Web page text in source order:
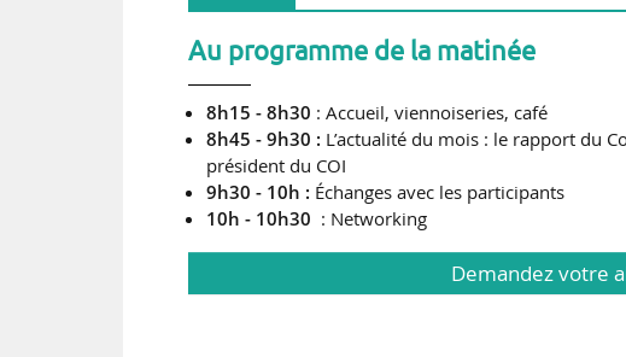
Au programme de la matinée
8h15 - 8h30 : Accueil, viennoiseries, café
8h45 - 9h30 : L’actualité du mois : le rapport du
président du COI
9h30 - 10h : Échanges avec les participants
10h - 10h30 : Networking
Demandez votre